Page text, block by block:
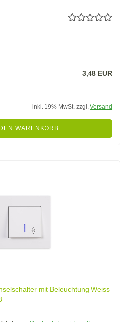
3,48 EUR
inkl. 19% MwSt. zzgl. Versand
DEN WARENKORB
mit Beleuchtung Weiss